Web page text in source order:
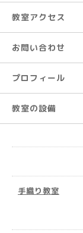
教室アクセス
お問い合わせ
プロフィール
教室の設備
手織り教室